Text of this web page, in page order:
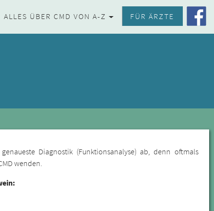
ALLES ÜBER CMD VON A-Z FÜR ÄRZTE
Diagnostik (Funktionsanalyse) ab, denn oftmals
wenden.